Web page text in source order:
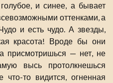
и синее, а бывает
оттенками, а
и есть чудо. А звезды,
красота! Вроде бы они
присмотришься — нет, не
высь протолкнешься
то видится, огненная